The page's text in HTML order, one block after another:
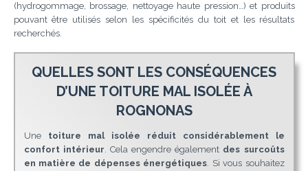
(hydrogommage, brossage, nettoyage haute pression…) et produits
pouvant être utilisés selon les spécificités du toit et les résultats
recherchés.
QUELLES SONT LES CONSÉQUENCES
D’UNE TOITURE MAL ISOLÉE À
ROGNONAS
Une toiture mal isolée réduit considérablement le
confort intérieur. Cela engendre également des surcoûts
en matière de dépenses énergétiques. Si vous souhaitez